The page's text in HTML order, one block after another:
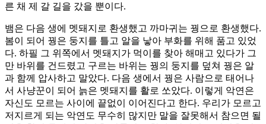
른 채 제 갈 길을 갔을 뿐이다.
뱀은 다음 생에 멧돼지로 환생했고 까마귀는 꿩으로 환생했다.
봄이 되어 꿩은 둥지를 틀고 알을 낳아 부화를 위해 품고 있었
다. 하필 그 위쪽에서 멧돼지가 먹이를 찾아 해매고 있다가 그
만 바위를 건드렸고 구르는 바위는 꿩의 둥지를 덮쳐 꿩은 알
과 함께 압사하고 말았다. 다음 생에서 꿩은 사람으로 태어나
서 사냥꾼이 되어 늙은 멧돼지를 활로 쏘았다. 이렇게 악연은
자신도 모르는 사이에 끝없이 이어진다고 한다. 우리가 모르고
저지르게 되는 악연도 무수히 많지만 말을 잘못해서 참으면 될